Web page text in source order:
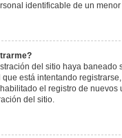
identificable de un
del sitio haya baneado
está intentando
el registro de nuevos
del sitio.